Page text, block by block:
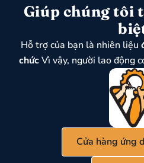
Giúp chúng tôi
Hỗ trợ của bạn là nhiên liệu
chứcVì vậy, người lao động
Cửa hàng ứng